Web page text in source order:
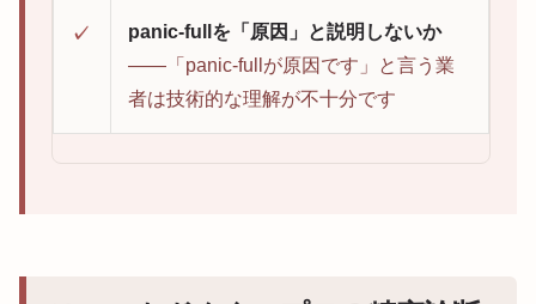
✓
panic-fullを「原因」と説明しないか
——「panic-fullが原因です」と言う業
者は技術的な理解が不十分です